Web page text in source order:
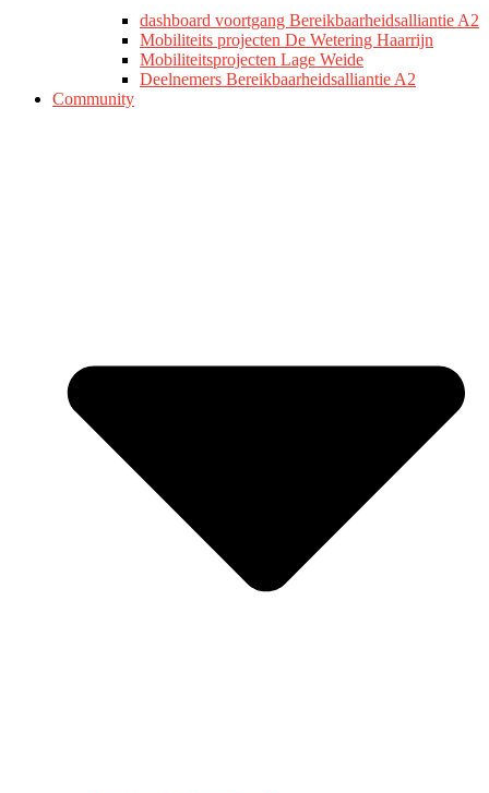
dashboard voortgang Bereikbaarheidsalliantie A2
Mobiliteits projecten De Wetering Haarrijn
Mobiliteitsprojecten Lage Weide
Deelnemers Bereikbaarheidsalliantie A2
Community